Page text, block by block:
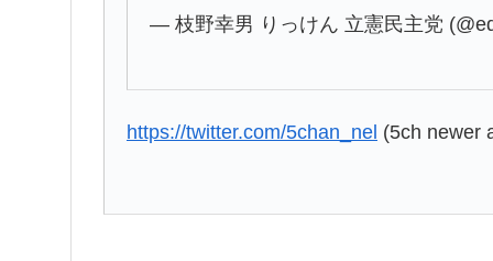
— 枝野幸男 りっけん 立憲民主党
https://twitter.com/5chan_nel (5ch newer